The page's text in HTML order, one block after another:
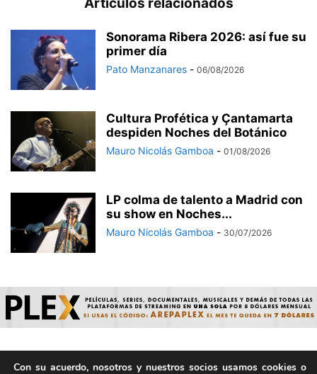
Sonorama Ribera 2026: así fue su
primer día
Pato Manzanares - 06/08/2026
Cultura Profética y Çantamarta
despiden Noches del Botánico
Mauro Nicolás Gamboa - 01/08/2026
LP colma de talento a Madrid con
su show en Noches...
Mauro Nicolás Gamboa - 30/07/2026
Con su acuerdo, nosotros y nuestros socios usamos cookies o